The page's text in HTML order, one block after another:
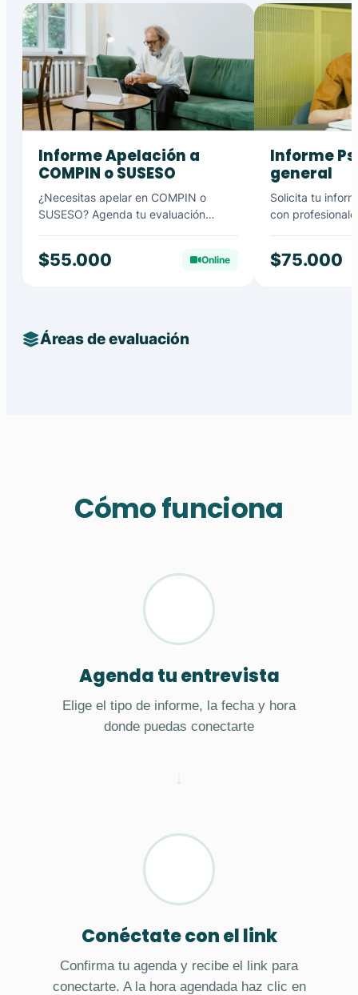
Informe Apelación a
COMPIN o SUSESO
¿Necesitas apelar en COMPIN o
SUSESO? Agenda tu evaluación
$55.000 Online
Informe
general
Solicita tu
con
$75.000
Áreas de evaluación
Cómo funciona
Agenda tu entrevista
Elige el tipo de informe, la fecha y hora
donde puedas conectarte
Conéctate con el link
Confirma tu agenda y recibe el link para
conectarte. A la hora agendada haz clic en